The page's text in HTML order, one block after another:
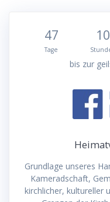
47
Tage
10
bis zur
Grundlage unseres
Kameradschaft,
kirchlicher, kultureller